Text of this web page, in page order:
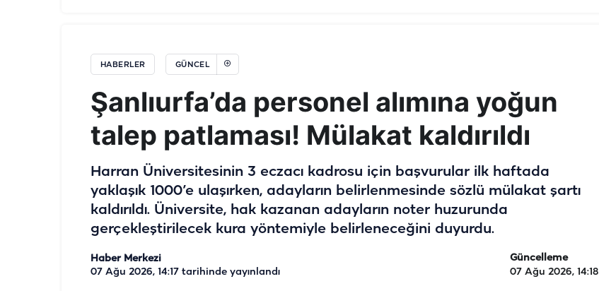
HABERLER GÜNCEL
Şanlıurfa’da personel alımına yoğun
talep patlaması! Mülakat kaldırıldı
Harran Üniversitesinin 3 eczacı kadrosu için başvurular ilk haftada
yaklaşık 1000’e ulaşırken, adayların belirlenmesinde sözlü mülakat şartı
kaldırıldı. Üniversite, hak kazanan adayların noter huzurunda
gerçekleştirilecek kura yöntemiyle belirleneceğini duyurdu.
Haber Merkezi
07 Ağu 2026, 14:17 tarihinde yayınlandı
Güncelleme
07 Ağu 2026, 14:18